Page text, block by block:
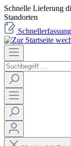
Schnelle Lieferung
Standorten
Schnellerfassung